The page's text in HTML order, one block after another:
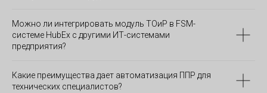
Можно ли интегрировать модуль ТОиР в FSM-
системе HubEx с другими ИТ-системами
предприятия?
Какие преимущества дает автоматизация ППР для
технических специалистов?